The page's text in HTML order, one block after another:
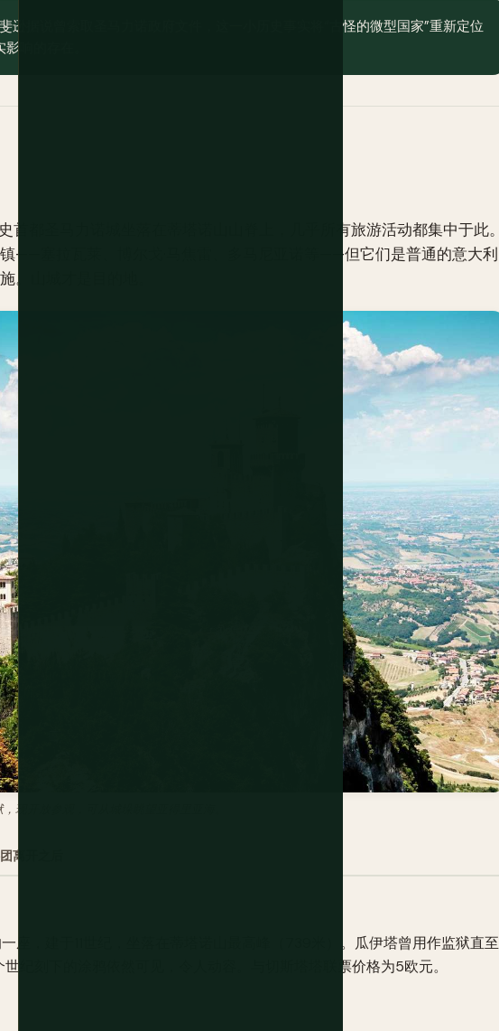
逊据说曾索取圣马力诺政府文件，这一小历史事实将“古怪的微型国家”重新定位
响的存在。
首都圣马力诺城坐落在蒂塔诺山山脊上，几乎所有旅游活动都集中于此。
——塞拉瓦莱、博尔戈·马焦雷、多马尼亚诺等——但它们是普通的意大利
。山城才是目的地。
现开放参观，可从城垛眺望亚得里亚海。
离开之后
座，建于11世纪，坐落在蒂塔诺山最高峰（739米）。瓜伊塔曾用作监狱直至
纪刻下的涂鸦依然可见，令人动容。与切斯塔塔联票价格为5欧元。